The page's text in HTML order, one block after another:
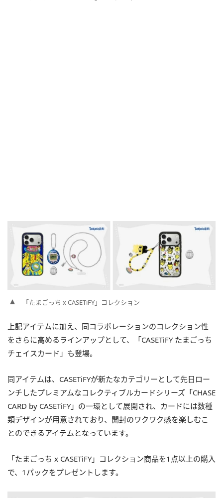
「たまごっち x CASETiFY」コレクション
上記アイテムに加え、同コラボレーションのコレクション性
をさらに高めるラインアップとして、「CASETiFY たまごっち
チェイスカード」も登場。
同アイテムは、CASETiFYが新たなカテゴリーとして先日ロー
ンチしたプレミアムなコレクティブルカードシリーズ「CHASE
CARD by CASETiFY」の一環として展開され、カードには数種
類デザインが用意されており、開封のワクワク感を楽しむこ
とのできるアイテムとなっています。
「たまごっち x CASETiFY」コレクション商品を1点以上の購入
で、1パックをプレゼントします。